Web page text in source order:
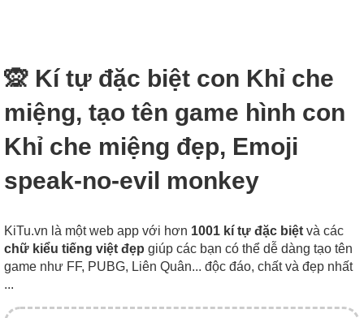
🙊 Kí tự đặc biệt con Khỉ che
miệng, tạo tên game hình con
Khỉ che miệng đẹp, Emoji
speak-no-evil monkey
KiTu.vn là một web app với hơn 1001 kí tự đặc biệt và các
chữ kiểu tiếng việt đẹp giúp các bạn có thể dễ dàng tạo tên
game như FF, PUBG, Liên Quân... độc đáo, chất và đẹp nhất
...